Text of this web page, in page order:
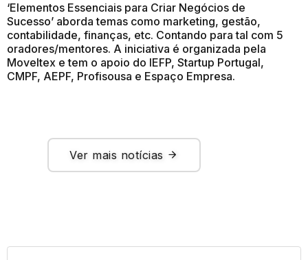
‘Elementos Essenciais para Criar Negócios de
Sucesso’ aborda temas como marketing, gestão,
contabilidade, finanças, etc. Contando para tal com 5
oradores/mentores. A iniciativa é organizada pela
Moveltex e tem o apoio do IEFP, Startup Portugal,
CMPF, AEPF, Profisousa e Espaço Empresa.
Ver mais notícias